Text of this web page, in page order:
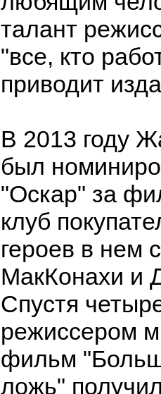
талант
"все, кто
приводит
В 2013 году
был
"Оскар" за
клуб
героев в нем
МакКонахи и
Спустя
режиссером
фильм
ложь"